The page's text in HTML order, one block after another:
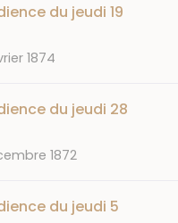
du jeudi 19
1874
du jeudi 28
1872
du jeudi 5